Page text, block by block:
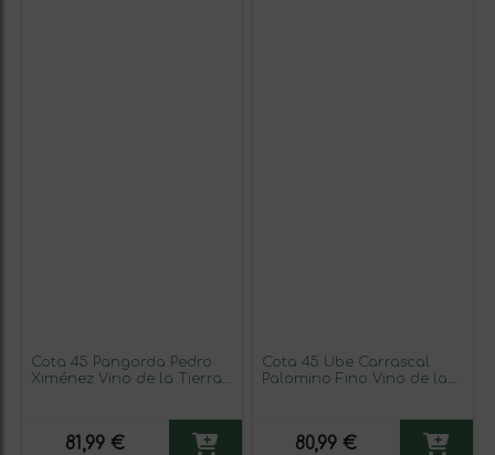
Cota 45 Pangorda Pedro
Ximénez Vino de la Tierra
81,99 €
Cota 45 Ube Carrascal
Palomino Fino Vino de la
80,99 €